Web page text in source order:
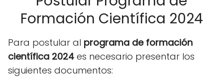
Formación Científica 2024
Para postular al programa de formación
científica 2024 es necesario presentar los
siguientes documentos: